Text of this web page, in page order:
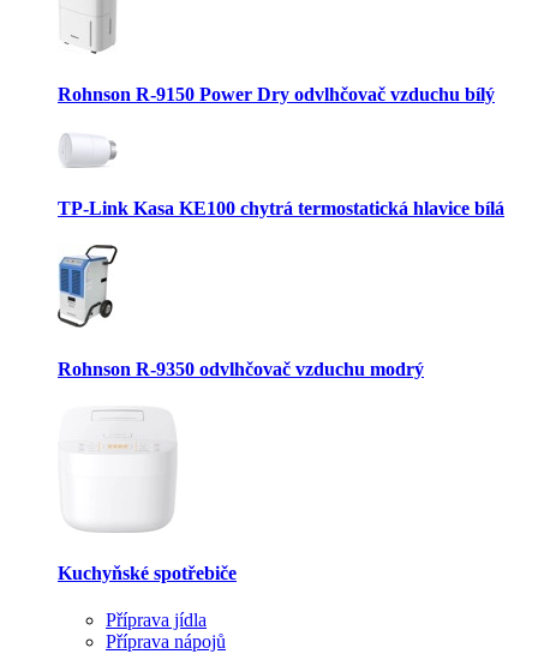
Rohnson R-9150 Power Dry odvlhčovač vzduchu bílý
TP-Link Kasa KE100 chytrá termostatická hlavice bílá
Rohnson R-9350 odvlhčovač vzduchu modrý
Kuchyňské spotřebiče
Příprava jídla
Příprava nápojů